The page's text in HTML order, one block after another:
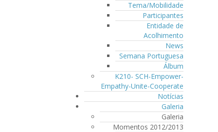
Tema/Mobilidade
Participantes
Entidade de
Acolhimento
News
Semana Portuguesa
Álbum
K210- SCH-Empower-
Empathy-Unite-Cooperate
Notícias
Galeria
Galeria
Momentos 2012/2013